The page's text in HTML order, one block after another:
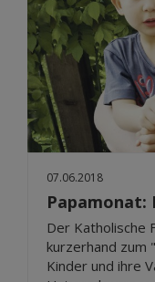
07.06.2018
Papamonat:
Der Katholische
kurzerhand zum
Kinder und ihre